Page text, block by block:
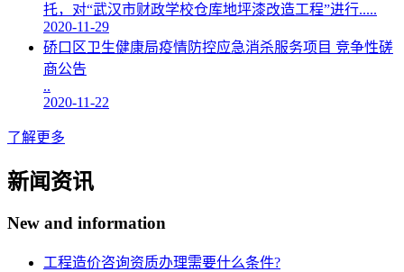
托，对“武汉市财政学校仓库地坪漆改造工程”进行.....
2020-11-29
硚口区卫生健康局疫情防控应急消杀服务项目 竞争性磋
商公告
..
2020-11-22
了解更多
新闻资讯
New and information
工程造价咨询资质办理需要什么条件?